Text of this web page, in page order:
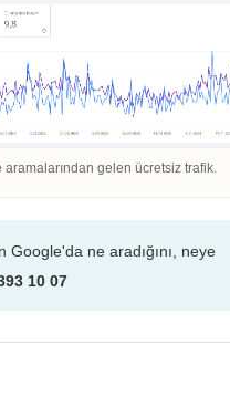
gelen ücretsiz trafik.
ne aradığını, neye
10 07